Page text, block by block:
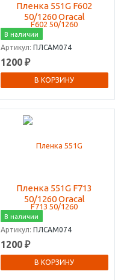
Пленка 551G F602
50/1260 Oracal
В наличии
Артикул: ПЛСАМ074
1200 ₽
В КОРЗИНУ
Пленка 551G F713
50/1260 Oracal
В наличии
Артикул: ПЛСАМ074
1200 ₽
В КОРЗИНУ